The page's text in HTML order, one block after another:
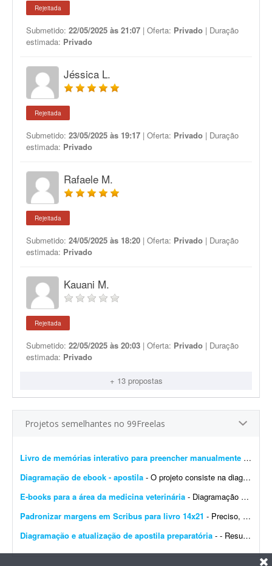
Rejeitada
Submetido: 22/05/2025 às 21:07 | Oferta: Privado | Duração
estimada: Privado
Jéssica L.
Rejeitada
Submetido: 23/05/2025 às 19:17 | Oferta: Privado | Duração
estimada: Privado
Rafaele M.
Rejeitada
Submetido: 24/05/2025 às 18:20 | Oferta: Privado | Duração
estimada: Privado
Kauani M.
Rejeitada
Submetido: 22/05/2025 às 20:03 | Oferta: Privado | Duração
estimada: Privado
+ 13 propostas
Projetos semelhantes no 99Freelas
Livro de memórias interativo para preencher manualmente
Diagramação de ebook - apostila - O projeto consiste na diagramação de um ebook/livro digital (apostila) * Estimativa de páginas: Entre 30 e 50 páginas (máximo). * Referências visuais: Ser...
E-books para a área da medicina veterinária - Diagramação de e-books. Tenho uma esteira quase finalizada. O texto dos e-books já foi concluído, mas o material precisa passar pela diagramação.
Padronizar margens em Scribus para livro 14x21 - Preciso, com urgência, que um arquivo seja padronizado nas margens no Scribus para livro, formato 14x21, sangria de 5 mm e marcas de corte. Prazo: até amanhã às 14:00. T...
Diagramação e atualização de apostila preparatória - - Resumo do Projeto Buscamos um(a) diagramador(a) para atualizar uma apostila preparatória para certificação financeira (C-Pro I) com base na nova versão do programa. O ...